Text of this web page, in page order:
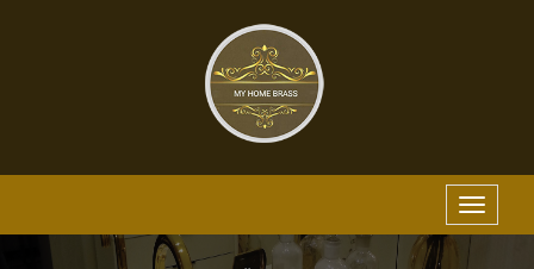
Toggle